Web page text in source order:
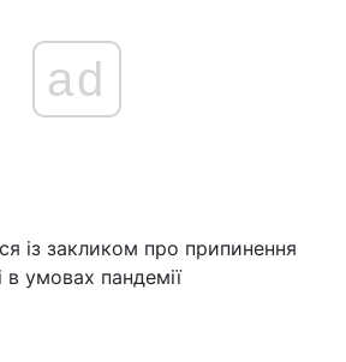
ad
із закликом про припинення
умовах пандемії